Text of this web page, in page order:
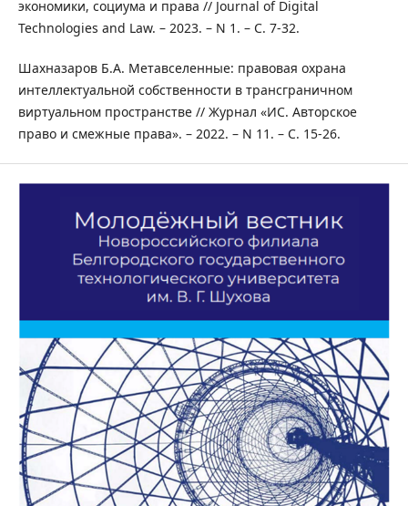
экономики, социума и права // Journal of Digital
Technologies and Law. – 2023. – N 1. – С. 7-32.
Шахназаров Б.А. Метавселенные: правовая охрана
интеллектуальной собственности в трансграничном
виртуальном пространстве // Журнал «ИС. Авторское
право и смежные права». – 2022. – N 11. – С. 15-26.